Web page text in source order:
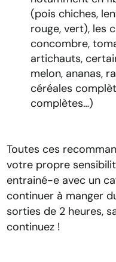
(pois chiches,
rouge, vert), les
concombre,
artichauts,
melon, ananas,
céréales
complètes…)
Toutes ces
votre propre
entrainé-e avec un
continuer à manger
sorties de 2 heures,
continuez !